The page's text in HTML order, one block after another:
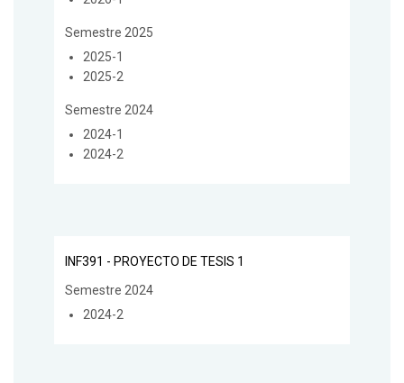
Semestre 2025
2025-1
2025-2
Semestre 2024
2024-1
2024-2
INF391 - PROYECTO DE TESIS 1
Semestre 2024
2024-2